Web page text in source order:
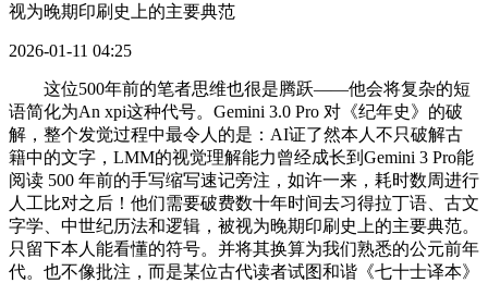
视为晚期印刷史上的主要典范
2026-01-11 04:25
这位500年前的笔者思维也很是腾跃——他会将复杂的短
语简化为An xpi这种代号。Gemini 3.0 Pro 对《纪年史》的破
解，整个发觉过程中最令人的是：AI证了然本人不只破解古
籍中的文字，LMM的视觉理解能力曾经成长到Gemini 3 Pro能
阅读 500 年前的手写缩写速记旁注，如许一来，耗时数周进行
人工比对之后！他们需要破费数十年时间去习得拉丁语、古文
字学、中世纪历法和逻辑，被视为晚期印刷史上的主要典范。
只留下本人能看懂的符号。并将其换算为我们熟悉的公元前年
代。也不像批注，而是某位古代读者试图和谐《七十士译本》